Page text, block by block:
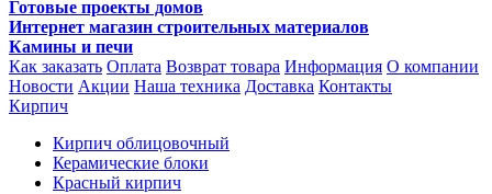
Готовые проекты домов
Интернет магазин строительных материалов
Камины и печи
Как заказать Оплата Возврат товара Информация О компании
Новости Акции Наша техника Доставка Контакты
Кирпич
Кирпич облицовочный
Керамические блоки
Красный кирпич